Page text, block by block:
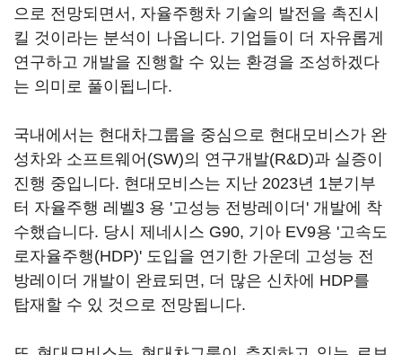
으로 전망되면서, 자율주행차 기술의 발전을 촉진시
킬 것이라는 분석이 나옵니다. 기업들이 더 자유롭게
연구하고 개발을 진행할 수 있는 환경을 조성하겠다
는 의미로 풀이됩니다.
국내에서는 현대차그룹을 중심으로 현대모비스가 완
성차와 소프트웨어(SW)의 연구개발(R&D)과 실증이
진행 중입니다. 현대모비스는 지난 2023년 1분기부
터 자율주행 레벨3 용 '고성능 전방레이더' 개발에 착
수했습니다. 당시 제네시스 G90, 기아 EV9용 '고속도
로자율주행(HDP)' 도입을 연기한 가운데 고성능 전
방레이더 개발이 완료되면, 더 많은 신차에 HDP를
탑재할 수 있 것으로 전망됩니다.